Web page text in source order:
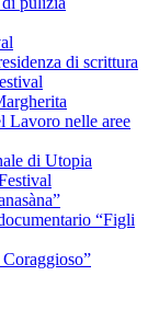
di scrittura
nelle aree
di Utopia
“Figli